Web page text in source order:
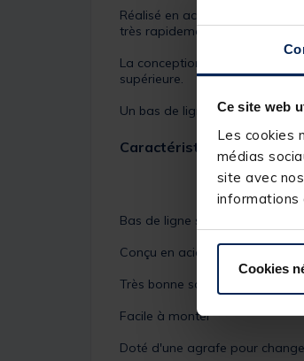
Ce site web
Les cookies
médias
site avec
informations
Cookies
Réalisé en acier inox 19 brins, ce
très rapidement de leurre en
La conception en 19 brins
supérieure.
Un bas de ligne indispensable
Caractéristiques du bas
Bas de ligne spécial pêche du
Conçu en acier inox 19 brins
Très bonne souplesse
Facile à monter
Doté d'une agrafe pour